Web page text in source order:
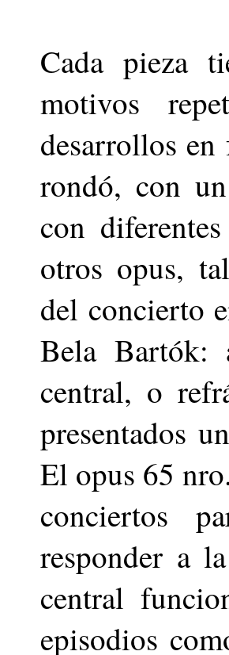
Cada pieza
motivos
desarrollos
rondó, con
con
otros opus,
del concierto
Bela Bartók:
central, o
presentados
El opus 65
conciertos
responder a
central
episodios